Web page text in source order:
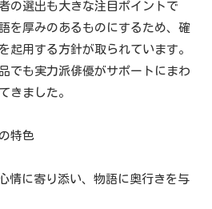
の選出も大きな注目ポイントで
を厚みのあるものにするため、確
起用する方針が取られています。
でも実力派俳優がサポートにまわ
きました。
特色
情に寄り添い、物語に奥行きを与